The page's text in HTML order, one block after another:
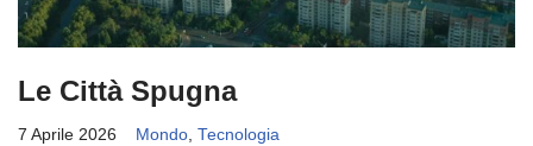
Le Città Spugna
7 Aprile 2026 Mondo, Tecnologia